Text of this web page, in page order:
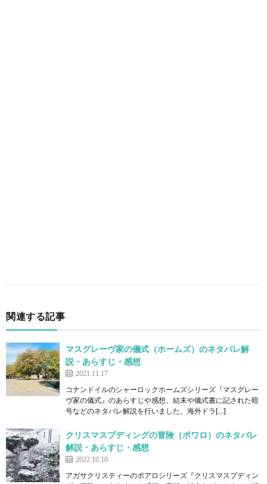
関連する記事
マスグレーヴ家の儀式（ホームズ）のネタバレ解
説・あらすじ・感想
2021.11.17
コナンドイルのシャーロックホームズシリーズ『マスグレー
ヴ家の儀式』のあらすじや感想、結末や儀式書に記された暗
号などのネタバレ解説を行いました。海外ドラ[…]
クリスマスプディングの冒険（ポワロ）のネタバレ
解説・あらすじ・感想
2022.10.10
アガサクリスティーのポアロシリーズ『クリスマスプディン